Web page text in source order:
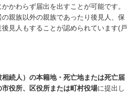
かわらず届出を出すことが可能です。
親族以外の親族であったり後見人、保
見人もすることが認められています(戸
相続人）の本籍地・死亡地または死亡届
役所、区役所または町村役場に提出し